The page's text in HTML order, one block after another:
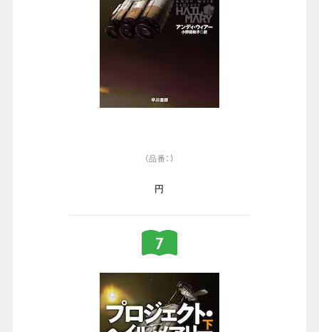
（品番：）
円